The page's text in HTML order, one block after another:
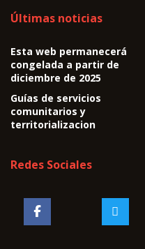
Últimas noticias
Esta web permanecerá
congelada a partir de
diciembre de 2025
Guías de servicios
comunitarios y
territorializacion
Redes Sociales